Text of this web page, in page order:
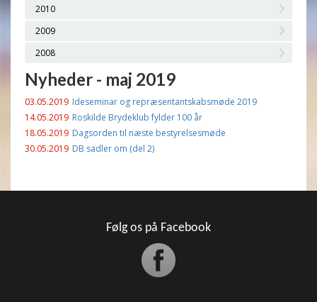
2010
2009
2008
Nyheder - maj 2019
03.05.2019 Ideseminar og repræsentantskabsmøde 2019
14.05.2019 Roskilde Brydeklub fylder 100 år
18.05.2019 Dagsorden til næste bestyrelsesmøde
30.05.2019 DB sadler om (del 2)
Følg os på Facebook